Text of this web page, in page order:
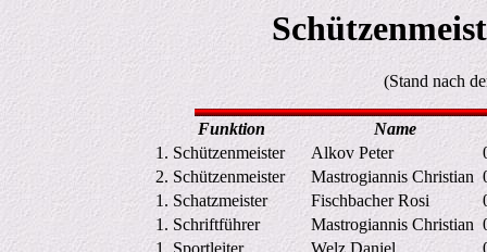
(Stand nach
Funktion
Name
1. Schützenmeister
Alkov Peter
2. Schützenmeister
Mastrogiannis Christian
1. Schatzmeister
Fischbacher Rosi
1. Schriftführer
Mastrogiannis Christian